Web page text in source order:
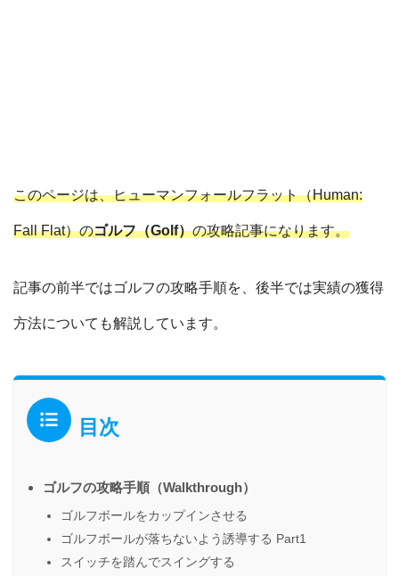
このページは、ヒューマンフォールフラット（Human:
Fall Flat）のゴルフ（Golf）の攻略記事になります。
記事の前半ではゴルフの攻略手順を、後半では実績の獲得
方法についても解説しています。
目次
ゴルフの攻略手順（Walkthrough）
ゴルフボールをカップインさせる
ゴルフボールが落ちないよう誘導する Part1
スイッチを踏んでスイングする